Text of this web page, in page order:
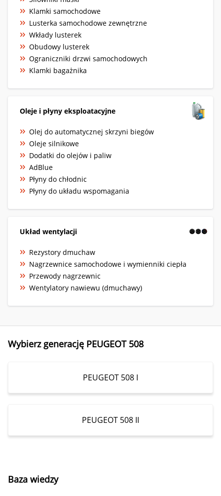
Klamki samochodowe
Lusterka samochodowe zewnętrzne
Wkłady lusterek
Obudowy lusterek
Ograniczniki drzwi samochodowych
Klamki bagażnika
Oleje i płyny eksploatacyjne
Olej do automatycznej skrzyni biegów
Oleje silnikowe
Dodatki do olejów i paliw
AdBlue
Płyny do chłodnic
Płyny do układu wspomagania
Układ wentylacji
Rezystory dmuchaw
Nagrzewnice samochodowe i wymienniki ciepła
Przewody nagrzewnic
Wentylatory nawiewu (dmuchawy)
Wybierz generację PEUGEOT 508
PEUGEOT 508 I
PEUGEOT 508 II
Baza wiedzy